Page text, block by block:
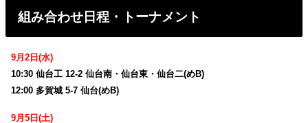
組み合わせ日程・トーナメント
9月2日(水)
10:30 仙台工 12-2 仙台南・仙台東・仙台二(めB)
12:00 多賀城 5-7 仙台(めB)
9月5日(土)